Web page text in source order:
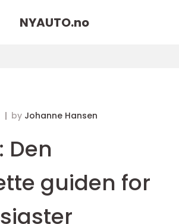
NYAUTO.no
by Johanne Hansen
Den
guiden for